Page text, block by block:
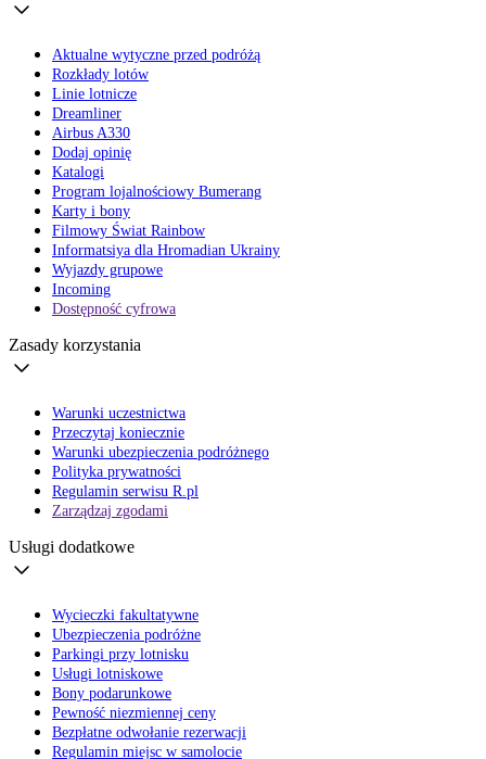
Aktualne wytyczne przed podróżą
Rozkłady lotów
Linie lotnicze
Dreamliner
Airbus A330
Dodaj opinię
Katalogi
Program lojalnościowy Bumerang
Karty i bony
Filmowy Świat Rainbow
Informatsiya dla Hromadian Ukrainy
Wyjazdy grupowe
Incoming
Dostępność cyfrowa
Zasady korzystania
Warunki uczestnictwa
Przeczytaj koniecznie
Warunki ubezpieczenia podróżnego
Polityka prywatności
Regulamin serwisu R.pl
Zarządzaj zgodami
Usługi dodatkowe
Wycieczki fakultatywne
Ubezpieczenia podróżne
Parkingi przy lotnisku
Usługi lotniskowe
Bony podarunkowe
Pewność niezmiennej ceny
Bezpłatne odwołanie rezerwacji
Regulamin miejsc w samolocie